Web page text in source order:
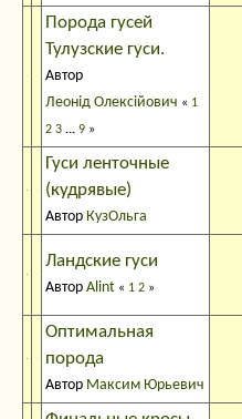
Порода гусей
Тулузские гуси.
Автор
Леонід Олексійович « 1
2 3 ... 9 »
Гуси ленточные
(кудрявые)
Автор КузОльга
Ландские гуси
Автор Alint « 1 2 »
Оптимальная
порода
Автор Максим Юрьевич